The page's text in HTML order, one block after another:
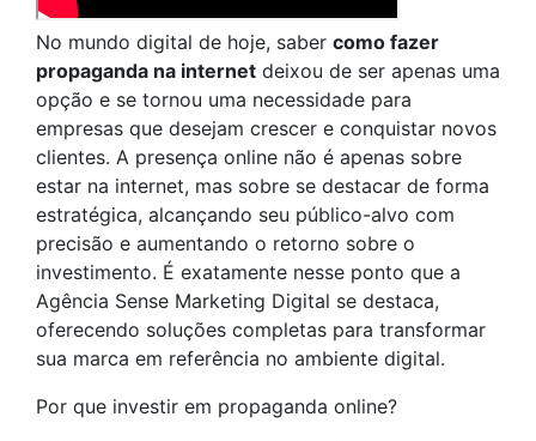
No mundo digital de hoje, saber como fazer
propaganda na internet deixou de ser apenas uma
opção e se tornou uma necessidade para
empresas que desejam crescer e conquistar novos
clientes. A presença online não é apenas sobre
estar na internet, mas sobre se destacar de forma
estratégica, alcançando seu público-alvo com
precisão e aumentando o retorno sobre o
investimento. É exatamente nesse ponto que a
Agência Sense Marketing Digital se destaca,
oferecendo soluções completas para transformar
sua marca em referência no ambiente digital.
Por que investir em propaganda online?